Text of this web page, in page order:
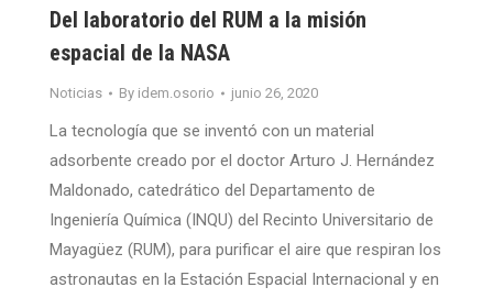
Del laboratorio del RUM a la misión
espacial de la NASA
Noticias By idem.osorio junio 26, 2020
La tecnología que se inventó con un material
adsorbente creado por el doctor Arturo J. Hernández
Maldonado, catedrático del Departamento de
Ingeniería Química (INQU) del Recinto Universitario de
Mayagüez (RUM), para purificar el aire que respiran los
astronautas en la Estación Espacial Internacional y en